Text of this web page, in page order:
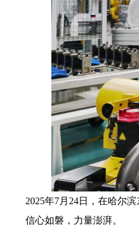
2025年7月24日，在哈尔滨
信心如磐，力量澎湃。